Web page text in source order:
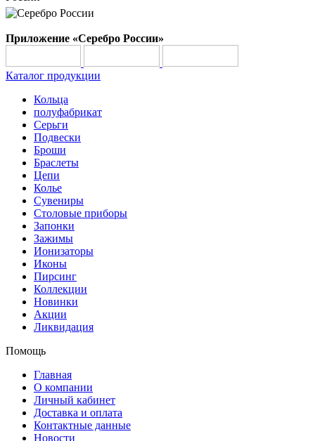
Приложение «Серебро России»
Каталог продукции
Кольца
полуфабрикат
Серьги
Подвески
Броши
Браслеты
Цепи
Колье
Сувениры
Столовые приборы
Запонки
Зажимы
Ионизаторы
Иконы
Пирсинг
Коллекции
Новинки
Акции
Ликвидация
Помощь
Главная
О компании
Личный кабинет
Доставка и оплата
Контактные данные
Новости